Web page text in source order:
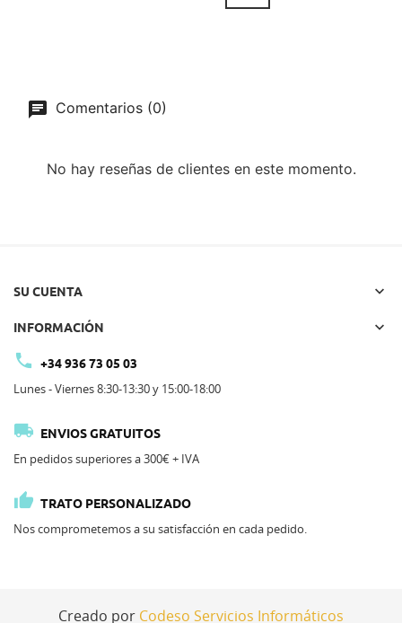
Comentarios (0)
No hay reseñas de clientes en este momento.
SU CUENTA 
INFORMACIÓN 
 +34 936 73 05 03
Lunes - Viernes 8:30-13:30 y 15:00-18:00
 ENVIOS GRATUITOS
En pedidos superiores a 300€ + IVA
 TRATO PERSONALIZADO
Nos comprometemos a su satisfacción en cada pedido.
Creado por Codeso Servicios Informáticos